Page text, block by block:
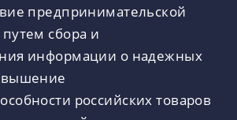
предпринимательской
сбора и
информации о надежных
российских товаров